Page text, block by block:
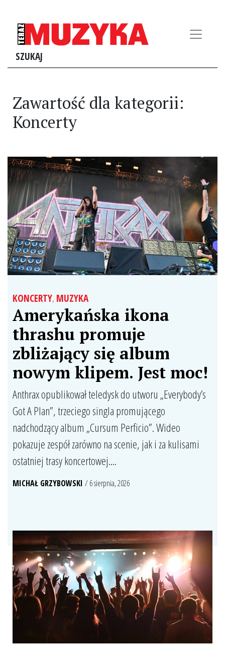
SZUKAJ
Zawartość dla kategorii:
Koncerty
KONCERTY, MUZYKA
Amerykańska ikona
thrashu promuje
zbliżający się album
nowym klipem. Jest moc!
Anthrax opublikował teledysk do utworu „Everybody’s
Got A Plan”, trzeciego singla promującego
nadchodzący album „Cursum Perficio”. Wideo
pokazuje zespół zarówno na scenie, jak i za kulisami
ostatniej trasy koncertowej....
MICHAŁ GRZYBOWSKI / 6 sierpnia, 2026